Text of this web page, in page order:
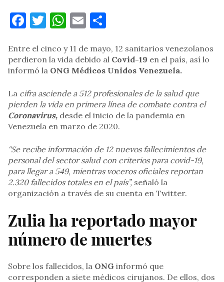
Facebook
Twitter
WhatsApp
Email
Entre el cinco y 11 de mayo, 12 sanitarios venezolanos
perdieron la vida debido al Covid-19 en el país, así lo
informó la ONG Médicos Unidos Venezuela.
La cifra asciende a 512 profesionales de la salud que
pierden la vida en primera línea de combate contra el
Coronavirus, desde el inicio de la pandemia en
Venezuela en marzo de 2020.
“Se recibe información de 12 nuevos fallecimientos de
personal del sector salud con criterios para covid-19,
para llegar a 549, mientras voceros oficiales reportan
2.320 fallecidos totales en el país”, señaló la
organización a través de su cuenta en Twitter.
Zulia ha reportado mayor
número de muertes
Sobre los fallecidos, la ONG informó que
corresponden a siete médicos cirujanos. De ellos, dos